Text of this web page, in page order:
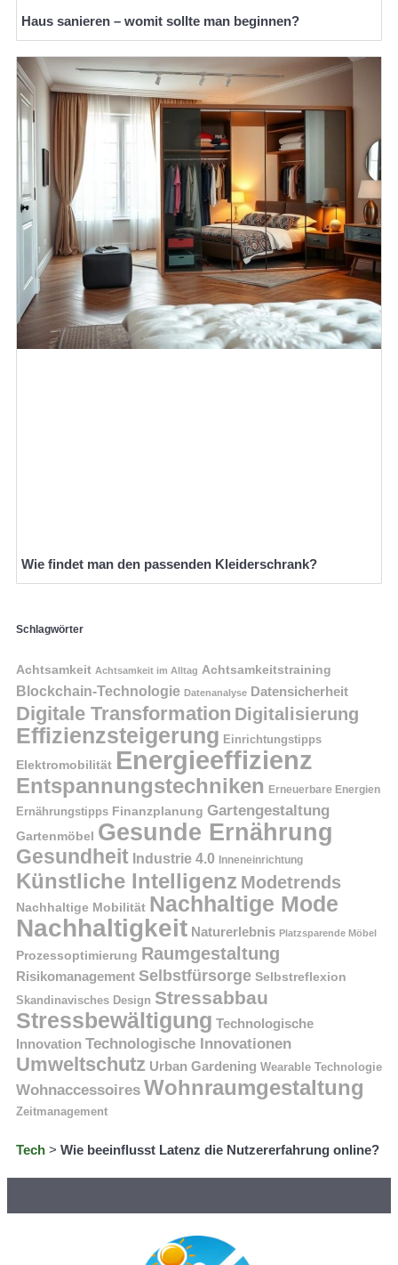
Haus sanieren – womit sollte man beginnen?
Wie findet man den passenden Kleiderschrank?
Schlagwörter
Achtsamkeit Achtsamkeit im Alltag Achtsamkeitstraining
Blockchain-Technologie Datenanalyse Datensicherheit
Digitale Transformation Digitalisierung
Effizienzsteigerung Einrichtungstipps
Elektromobilität Energieeffizienz
Entspannungstechniken Erneuerbare Energien
Ernährungstipps Finanzplanung Gartengestaltung
Gartenmöbel Gesunde Ernährung
Gesundheit Industrie 4.0 Inneneinrichtung
Künstliche Intelligenz Modetrends
Nachhaltige Mobilität Nachhaltige Mode
Nachhaltigkeit Naturerlebnis Platzsparende Möbel
Prozessoptimierung Raumgestaltung
Risikomanagement Selbstfürsorge Selbstreflexion
Skandinavisches Design Stressabbau
Stressbewältigung Technologische
Innovation Technologische Innovationen
Umweltschutz Urban Gardening Wearable Technologie
Wohnaccessoires Wohnraumgestaltung
Zeitmanagement
Tech > Wie beeinflusst Latenz die Nutzererfahrung online?